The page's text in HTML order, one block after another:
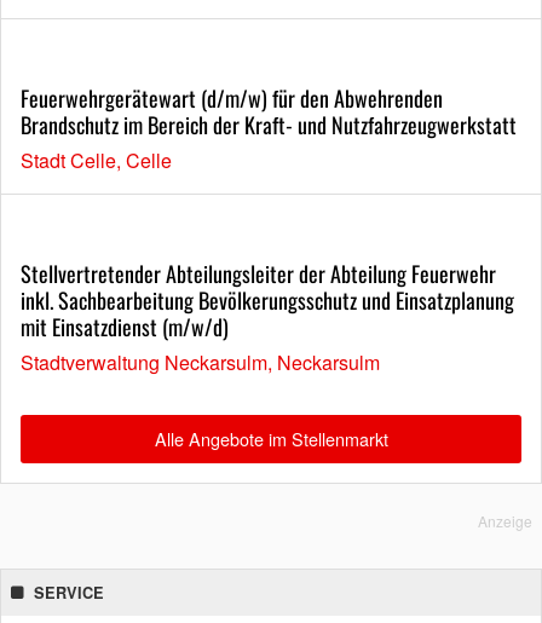
Feuerwehrgerätewart (d/m/w) für den Abwehrenden
Brandschutz im Bereich der Kraft- und Nutzfahrzeugwerkstatt
Stadt Celle, Celle
Stellvertretender Abteilungsleiter der Abteilung Feuerwehr
inkl. Sachbearbeitung Bevölkerungsschutz und Einsatzplanung
mit Einsatzdienst (m/w/d)
Stadtverwaltung Neckarsulm, Neckarsulm
Alle Angebote im Stellenmarkt
Anzeige
SERVICE